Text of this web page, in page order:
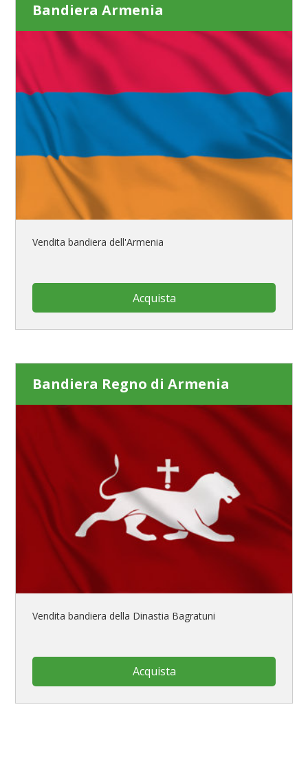
Bandiera Armenia
Vendita bandiera dell'Armenia
Acquista
Bandiera Regno di Armenia
Vendita bandiera della Dinastia Bagratuni
Acquista